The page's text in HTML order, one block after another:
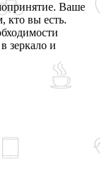
Ваше
кто вы есть.
зеркало и